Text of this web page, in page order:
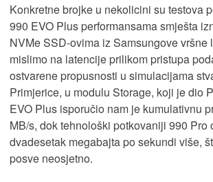
Konkretne brojke u nekolicini su testova
990 EVO Plus performansama smješta
NVMe SSD-ovima iz Samsungove vršne
mislimo na latencije prilikom pristupa
ostvarene propusnosti u simulacijama
Primjerice, u modulu Storage, koji je dio
EVO Plus isporučio nam je kumulativnu
MB/s, dok tehnološki potkovaniji 990 Pro
dvadesetak megabajta po sekundi više,
posve neosjetno.